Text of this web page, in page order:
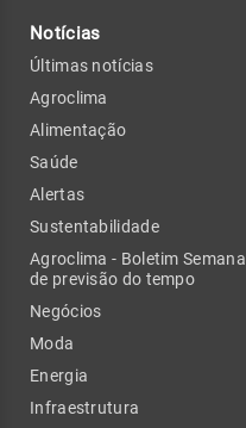
Notícias
Últimas notícias
Agroclima
Alimentação
Saúde
Alertas
Sustentabilidade
Agroclima - Boletim Semanal
de previsão do tempo
Negócios
Moda
Energia
Infraestrutura